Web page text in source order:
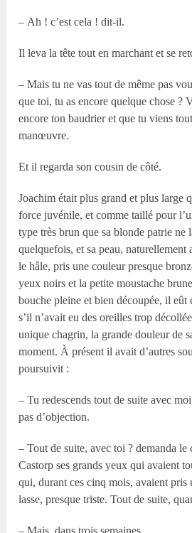
– Ah ! c’est cela ! dit-il.
Il leva la tête tout en marchant et se
– Mais tu ne vas tout de même pas
que toi, tu as encore quelque chose ?
encore ton baudrier et que tu viens
manœuvre.
Et il regarda son cousin de côté.
Joachim était plus grand et plus large
force juvénile, et comme taillé pour
type très brun que sa blonde patrie ne
quelquefois, et sa peau, naturellement
le hâle, pris une couleur presque
yeux noirs et la petite moustache
bouche pleine et bien découpée, il eût
s’il n’avait eu des oreilles trop
unique chagrin, la grande douleur de
moment. À présent il avait d’autres
poursuivit :
– Tu redescends tout de suite avec
pas d’objection.
– Tout de suite, avec toi ? demanda
Castorp ses grands yeux qui avaient
qui, durant ces cinq mois, avaient pris
lasse, presque triste. Tout de suite,